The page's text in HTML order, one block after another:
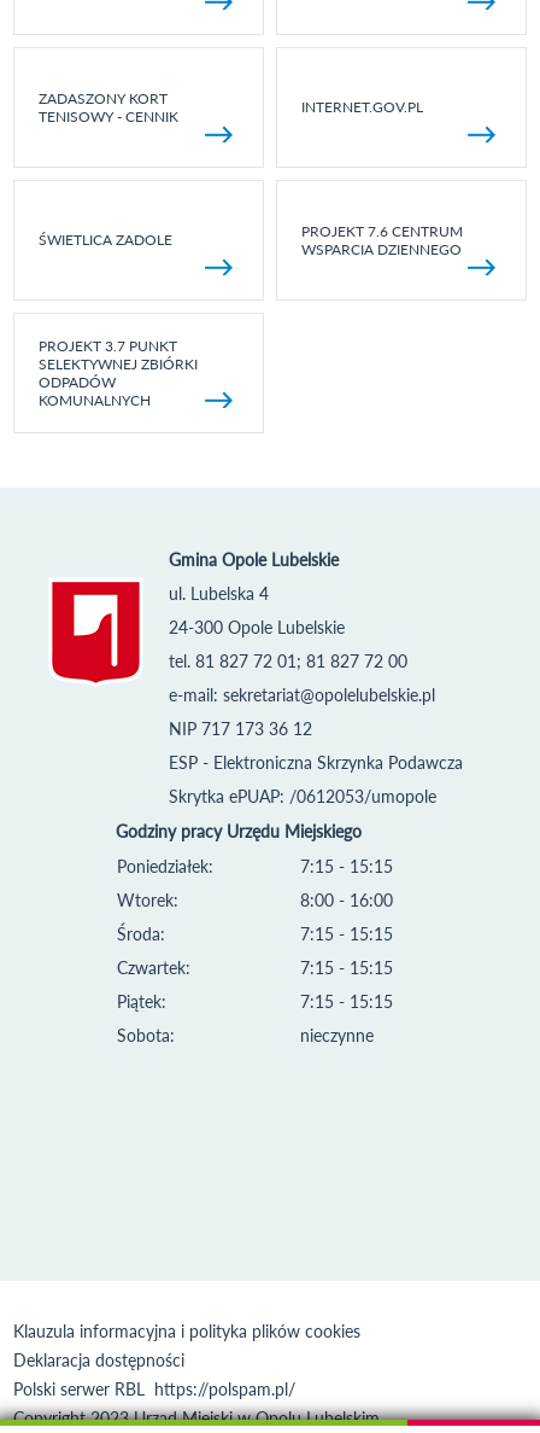
ZADASZONY KORT
TENISOWY - CENNIK
INTERNET.GOV.PL
ŚWIETLICA ZADOLE
PROJEKT 7.6 CENTRUM
WSPARCIA DZIENNEGO
PROJEKT 3.7 PUNKT
SELEKTYWNEJ ZBIÓRKI
ODPADÓW
KOMUNALNYCH
Gmina Opole Lubelskie
ul. Lubelska 4
24-300 Opole Lubelskie
tel. 81 827 72 01; 81 827 72 00
e-mail: sekretariat@opolelubelskie.pl
NIP 717 173 36 12
ESP - Elektroniczna Skrzynka Podawcza
Skrytka ePUAP: /0612053/umopole
Godziny pracy Urzędu Miejskiego
Poniedziałek:
Wtorek:
Środa:
Czwartek:
Piątek:
Sobota:
7:15 - 15:15
8:00 - 16:00
7:15 - 15:15
7:15 - 15:15
7:15 - 15:15
nieczynne
Klauzula informacyjna i polityka plików cookies
Deklaracja dostępności
Polski serwer RBL https://polspam.pl/
Copyright 2023 Urząd Miejski w Opolu Lubelskim